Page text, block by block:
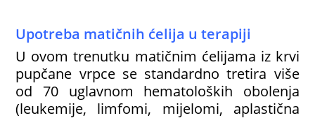
Upotreba matičnih ćelija u terapiji
U ovom trenutku matičnim ćelijama iz krvi
pupčane vrpce se standardno tretira više
od 70 uglavnom hematoloških obolenja
(leukemije, limfomi, mijelomi, aplastična